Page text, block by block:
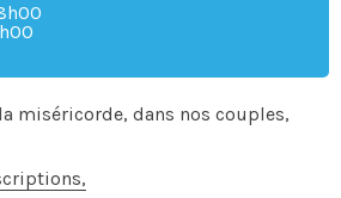
miséricorde, dans nos couples,